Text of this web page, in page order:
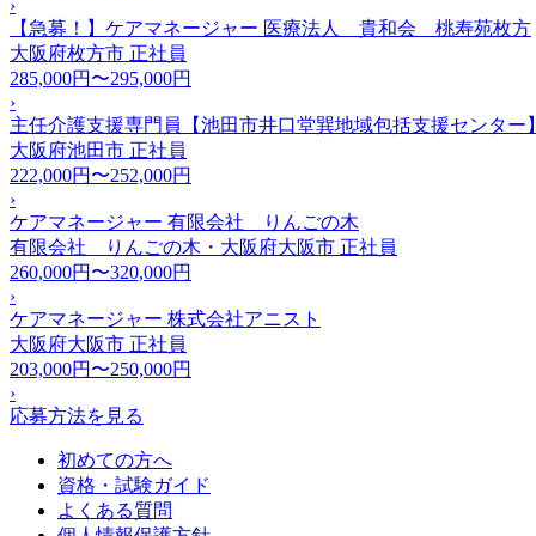
›
【急募！】ケアマネージャー 医療法人 貴和会 桃寿苑枚方
大阪府枚方市 正社員
285,000円〜295,000円
›
主任介護支援専門員【池田市井口堂巽地域包括支援センタ
大阪府池田市 正社員
222,000円〜252,000円
›
ケアマネージャー 有限会社 りんごの木
有限会社 りんごの木・大阪府大阪市 正社員
260,000円〜320,000円
›
ケアマネージャー 株式会社アニスト
大阪府大阪市 正社員
203,000円〜250,000円
›
応募方法を見る
初めての方へ
資格・試験ガイド
よくある質問